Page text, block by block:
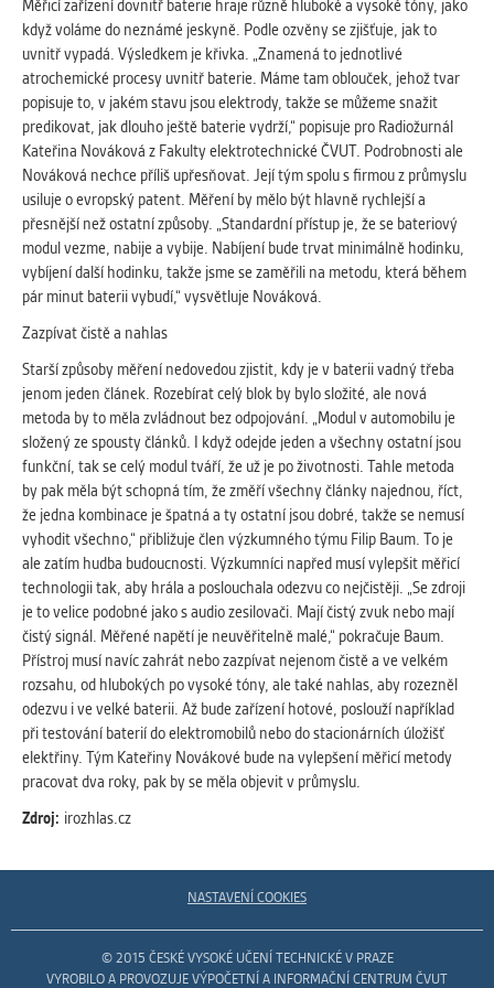
ANALYTICKÉ
Slouží pro získávání anonymizovaných
statistických údajů, které nám pomáhají
vylepšovat naše aplikace. Zpravidla jde o
cookies systémů třetích stran, které k
těmto účelům využíváme.
MARKETINGOVÉ
Využívané za účelem zobrazení
Vašich preferencí. Zpravidla jde o
cookies systémů třetích stran, které nám
s analýzou uživatelského chování
pomáhají.
OSTATNÍ
Cookies, které aplikace nedokáže zařadit.
Naším cílem je, aby tato kategorie
zůstala prázdná a všechny cookies byly
přiřazeny do některé z kategorií
uvedených výše.
Měřicí zařízení dovnitř baterie hraje různě hluboké a vysoké tóny, jako
když voláme do neznámé jeskyně. Podle ozvěny se zjišťuje, jak to
uvnitř vypadá. Výsledkem je křivka. „Znamená to jednotlivé
atrochemické procesy uvnitř baterie. Máme tam oblouček, jehož tvar
popisuje to, v jakém stavu jsou elektrody, takže se můžeme snažit
predikovat, jak dlouho ještě baterie vydrží,“ popisuje pro Radiožurnál
Kateřina Nováková z Fakulty elektrotechnické ČVUT. Podrobnosti ale
Nováková nechce příliš upřesňovat. Její tým spolu s firmou z průmyslu
usiluje o evropský patent. Měření by mělo být hlavně rychlejší a
přesnější než ostatní způsoby. „Standardní přístup je, že se bateriový
modul vezme, nabije a vybije. Nabíjení bude trvat minimálně hodinku,
vybíjení další hodinku, takže jsme se zaměřili na metodu, která během
pár minut baterii vybudí,“ vysvětluje Nováková.
Zazpívat čistě a nahlas
Starší způsoby měření nedovedou zjistit, kdy je v baterii vadný třeba
jenom jeden článek. Rozebírat celý blok by bylo složité, ale nová
metoda by to měla zvládnout bez odpojování. „Modul v automobilu je
složený ze spousty článků. I když odejde jeden a všechny ostatní jsou
funkční, tak se celý modul tváří, že už je po životnosti. Tahle metoda
by pak měla být schopná tím, že změří všechny články najednou, říct,
že jedna kombinace je špatná a ty ostatní jsou dobré, takže se nemusí
vyhodit všechno,“ přibližuje člen výzkumného týmu Filip Baum. To je
ale zatím hudba budoucnosti. Výzkumníci napřed musí vylepšit měřicí
technologii tak, aby hrála a poslouchala odezvu co nejčistěji. „Se zdroji
je to velice podobné jako s audio zesilovači. Mají čistý zvuk nebo mají
čistý signál. Měřené napětí je neuvěřitelně malé,“ pokračuje Baum.
Přístroj musí navíc zahrát nebo zazpívat nejenom čistě a ve velkém
rozsahu, od hlubokých po vysoké tóny, ale také nahlas, aby rozezněl
odezvu i ve velké baterii. Až bude zařízení hotové, poslouží například
při testování baterií do elektromobilů nebo do stacionárních úložišť
elektřiny. Tým Kateřiny Novákové bude na vylepšení měřicí metody
pracovat dva roky, pak by se měla objevit v průmyslu.
Zdroj: irozhlas.cz
NASTAVENÍ COOKIES
© 2015 ČESKÉ VYSOKÉ UČENÍ TECHNICKÉ V PRAZE
VYROBILO A PROVOZUJE VÝPOČETNÍ A INFORMAČNÍ CENTRUM ČVUT